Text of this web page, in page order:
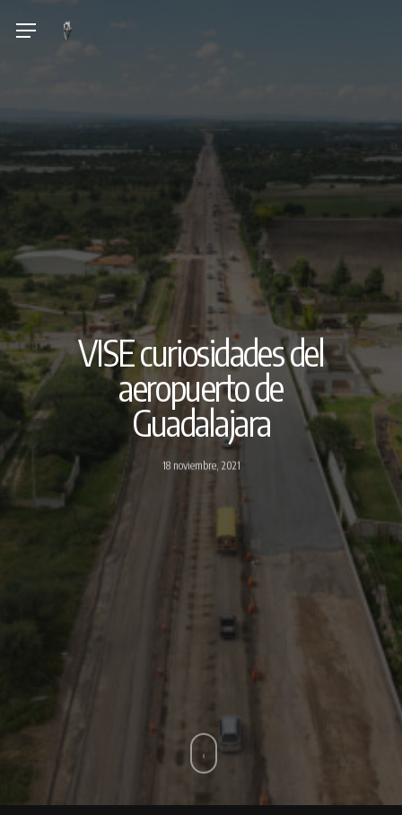
Menu
VISE curiosidades del
aeropuerto de
Guadalajara
18 noviembre, 2021